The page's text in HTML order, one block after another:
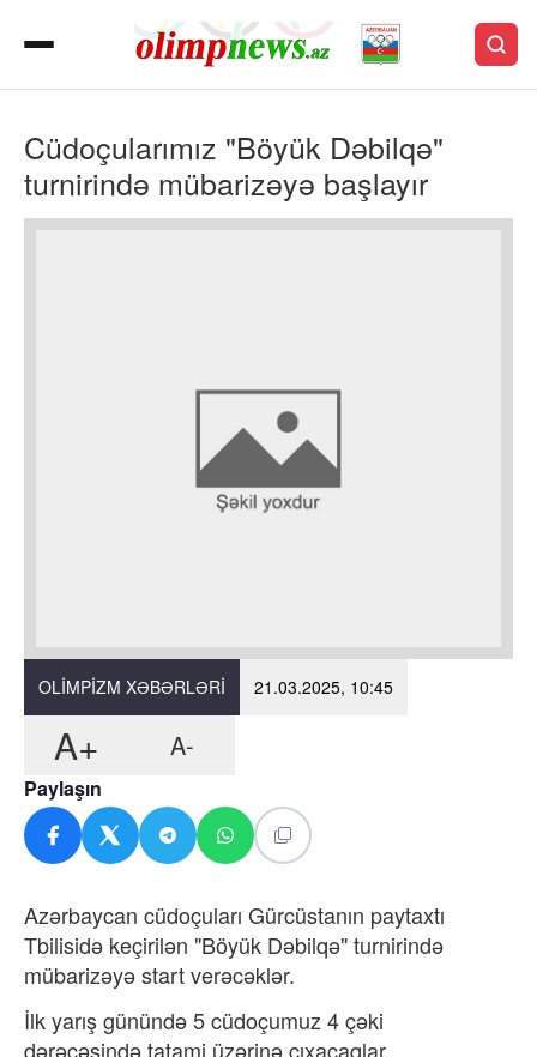
Cüdoçularımız "Böyük Dəbilqə"
turnirində mübarizəyə başlayır
OLIMPIZM XƏBƏRLƏRI 21.03.2025, 10:45
A+ A-
Paylaşın
Azərbaycan cüdoçuları Gürcüstanın paytaxtı
Tbilisidə keçirilən "Böyük Dəbilqə" turnirində
mübarizəyə start verəcəklər.
İlk yarış günündə 5 cüdoçumuz 4 çəki
dərəcəsində tatami üzərinə çıxacaqlar.